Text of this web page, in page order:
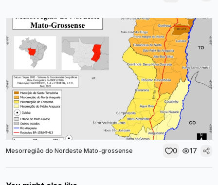
Mesorregião do Nordeste Mato-grossense 0 17